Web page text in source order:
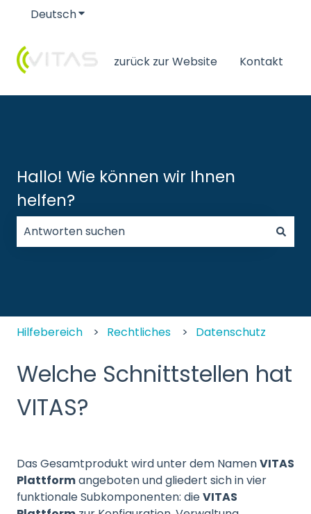
DeutschUntermenü für Übersetzungen anzeigen
zurück zur Website Kontakt
Hallo! Wie können wir Ihnen
helfen?
Hilfebereich Rechtliches Datenschutz
Welche Schnittstellen hat
VITAS?
Das Gesamtprodukt wird unter dem NamenVITAS
Plattformangeboten und gliedert sich in vier
funktionale Subkomponenten: dieVITAS